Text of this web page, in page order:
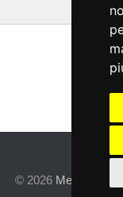
© 2026 Metrotec